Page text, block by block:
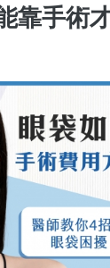
靠手術